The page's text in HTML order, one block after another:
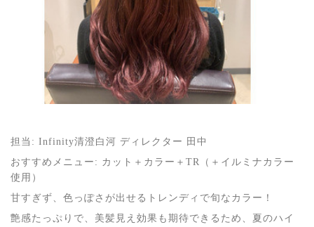
担当: Infinity清澄白河 ディレクター 田中
おすすめメニュー: カット＋カラー＋TR（＋イルミナカラー
使用）
甘すぎず、色っぽさが出せるトレンディで旬なカラー！
艶感たっぷりで、美髪見え効果も期待できるため、夏のハイ